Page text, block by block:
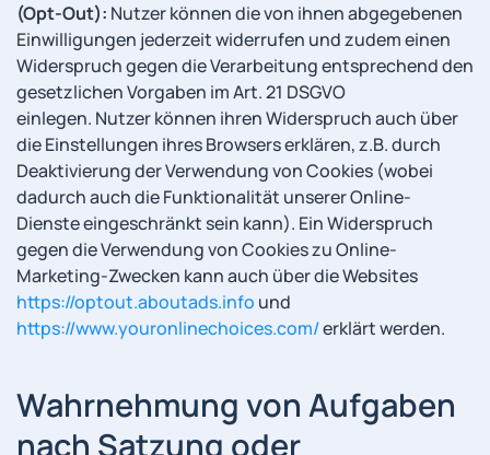
(Opt-Out): Nutzer können die von ihnen abgegebenen
Einwilligungen jederzeit widerrufen und zudem einen
Widerspruch gegen die Verarbeitung entsprechend den
gesetzlichen Vorgaben im Art. 21 DSGVO
einlegen. Nutzer können ihren Widerspruch auch über
die Einstellungen ihres Browsers erklären, z.B. durch
Deaktivierung der Verwendung von Cookies (wobei
dadurch auch die Funktionalität unserer Online-
Dienste eingeschränkt sein kann). Ein Widerspruch
gegen die Verwendung von Cookies zu Online-
Marketing-Zwecken kann auch über die Websites
https://optout.aboutads.info und
https://www.youronlinechoices.com/erklärt werden.
Wahrnehmung von Aufgaben
nach Satzung oder